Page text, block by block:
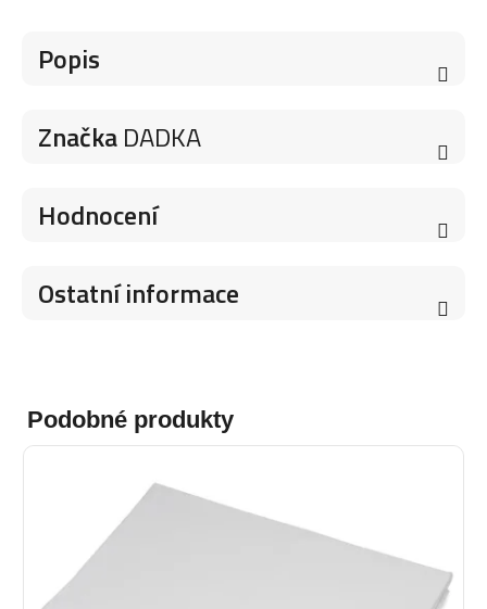
Popis
ZnačkaDADKA
Hodnocení
Ostatní informace
Podobné produkty